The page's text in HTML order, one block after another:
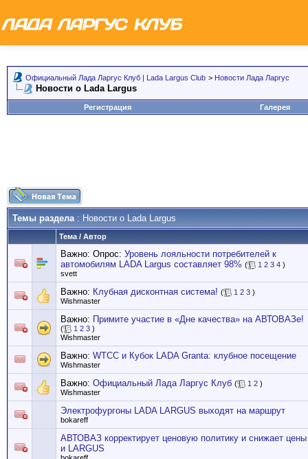
Официальный Лада Ларгус Клуб | Lada Largus Club > Новости Лада Ларгус
Новости о Lada Largus
Регистрация Галерея
Темы раздела: Новости о Lada Largus
Тема / Автор
Важно: Опрос: Уровень лояльности потребителей к
автомобилям LADA Largus составляет 98% ( 1 2 3 4 )
svett
Важно: Клубная дисконтная система! ( 1 2 3 )
Wishmaster
Важно: Примите участие в «Дне качества» на АВТОВАЗе!
( 1 2 3 )
Wishmaster
Важно: WTCC и Кубок LADA Granta: клубное посещение
Wishmaster
Важно: Официальный Лада Ларгус Клуб ( 1 2 )
Wishmaster
Электрофургоны LADA LARGUS выходят на маршрут
bokareff
АВТОВАЗ корректирует ценовую политику и снижает
и LARGUS